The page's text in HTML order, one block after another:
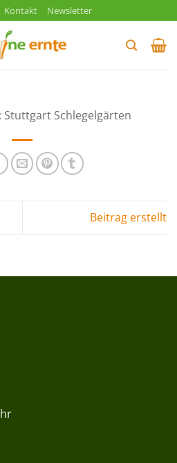
Kontakt Newsletter
Schlegelgärten
Beitrag erstellt